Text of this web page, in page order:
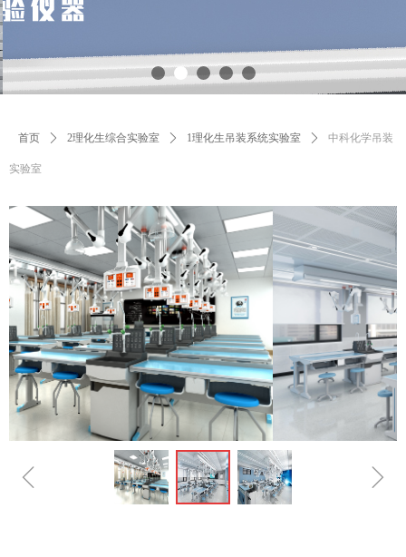
首页 ꄲ 2理化生综合实验室 ꄲ 1理化生吊装系统实验室 ꄲ 中科化学吊装
实验室
ꁆ ꁇ